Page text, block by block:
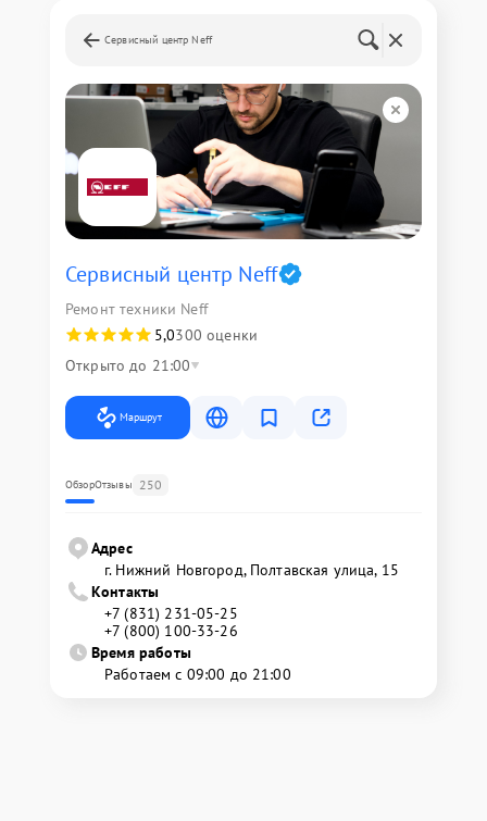
Сервисный центр Neff
Сервисный центр Neff
Ремонт техники Neff
5,0300 оценки
Открыто до 21:00
Маршрут
ОбзорОтзывы 250
Адрес
г. Нижний Новгород, Полтавская улица, 15
Контакты
+7 (831) 231-05-25
+7 (800) 100-33-26
Время работы
Работаем с 09:00 до 21:00